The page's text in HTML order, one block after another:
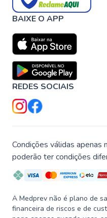
BAIXE O APP
REDES SOCIAIS
Condições válidas apenas
poderão ter condições
A Medprev não é plano de
financeira de riscos e de